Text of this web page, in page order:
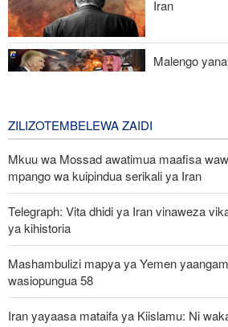
Jenerali wa Trump anatafuta njia ya
machaguo ya kijeshi ya Marekani
Iran
Malengo
ZILIZOTEMBELEWA ZAIDI
Mkuu wa Mossad awatimua maafisa
mpango wa kuipindua serikali ya Iran
Telegraph: Vita dhidi ya Iran vinaweza
ya kihistoria
Mashambulizi mapya ya Yemen
wasiopungua 58
Iran yayaasa mataifa ya Kiislamu: Ni